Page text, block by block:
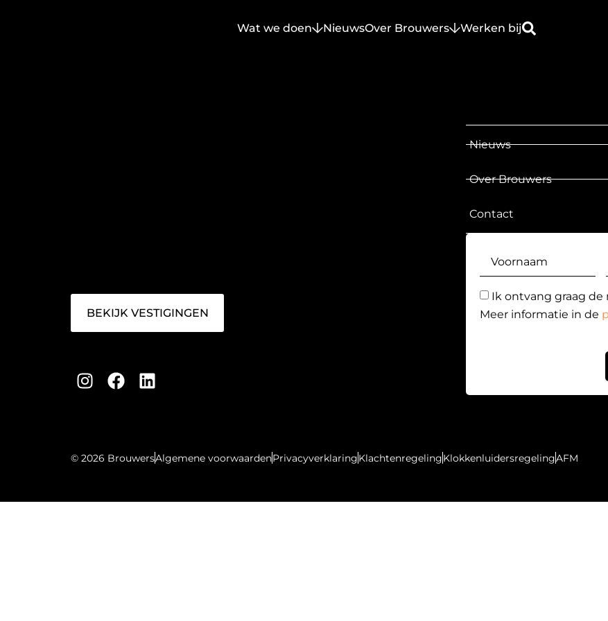
Wat we doen NieuwsOver Brouwers Werken bij
BEKIJK VESTIGINGEN
Nieuws
Over Brouwers
Contact
Ik ontvang graag de
Meer informatie in de
© 2026 BrouwersAlgemene voorwaardenPrivacyverklaringKlachtenregelingKlokkenluidersregelingAFM